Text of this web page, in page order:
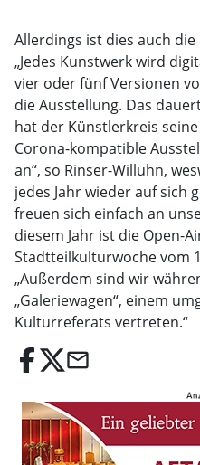
Allerdings ist dies auch
„Jedes Kunstwerk wird
vier oder fünf Versionen
die Ausstellung. Das
hat der Künstlerkreis
Corona-kompatible
an“, so Rinser-Willuhn,
jedes Jahr wieder auf sich
freuen sich einfach an
diesem Jahr ist die Open-
Stadtteilkulturwoche vom
„Außerdem sind wir
„Galeriewagen“, einem
Kulturreferats vertreten.“
email